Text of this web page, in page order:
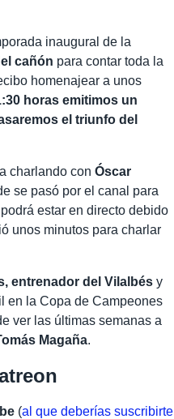
inaugural de la
cañón para contar toda la
homenajear a unos
horas emitimos un
el triunfo del
charlando conÓscar
se pasó por el canal para
estar en directo debido
unos minutos para charlar
entrenador del Vilalbés y
en la Copa de Campeones
ver las últimas semanas a
Magaña.
(al que deberías suscribirte